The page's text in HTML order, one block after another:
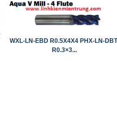
WXL-LN-EBD R0.5X4X4 PHX-LN-
R0.3×3...